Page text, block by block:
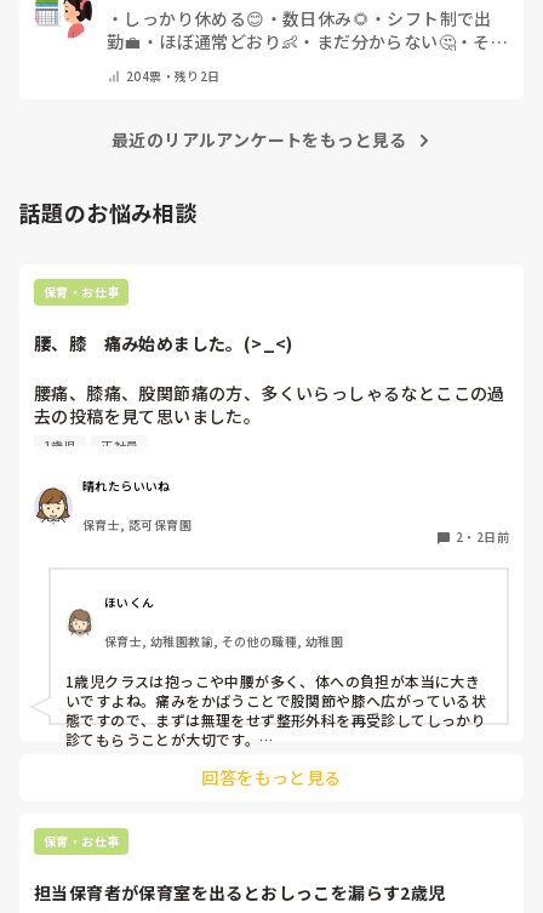
・ しっかり休める😊 ・ 数日休み🌻 ・ シフト制で出
勤💼 ・ ほぼ通常どおり👶 ・ まだ分からない🤔・ その
他(コメントで教えてください)
204票・残り2日
最近のリアルアンケートをもっと見る
話題のお悩み相談
保育・お仕事
腰、膝　痛み始めました。(>_<)
腰痛、膝痛、股関節痛の方、多くいらっしゃるなとここの過
去の投稿を見て思いました。
という私も、２週間前、初めて腰痛になりました。
右腰が痛くて、起き上がれない。
ようやく立てたら、しゃがめない。
驚きました。
通院して、コルセット、湿布、痛み止め、電気などで１週間
乗り切ったら
週末には、左が痛みだし、これも痛み止めや湿布で抑えて仕
事をしていたら、
床から支えなしに立ち上がりにくくなり、痛みが走ります。
自転車通勤ですが、それも、膝や太ももに痛みが来始めまし
た。
今は８月。
1歳児 正社員
晴れたらいいね
保育士, 認可保育園
2 ・ 2日前
ほいくん
保育士, 幼稚園教諭, その他の職種, 幼稚園
1歳児クラスは抱っこや中腰が多く、体への負担が本当に大き
いですよね。痛みをかばうことで股関節や膝へ広がっている状
態ですので、まずは無理をせず整形外科を再受診してしっかり
診てもらうことが大切です。
用したり、抱っこや重い作業は周囲の先生に相談して頼むよう
回答をもっと見る
保育・お仕事
担当保育者が保育室を出るとおしっこを漏らす2歳児